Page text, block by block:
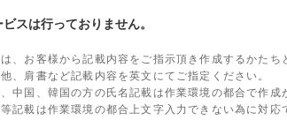
スは行っておりません。
、お客様から記載内容をご指示頂き作成するかたち
、肩書など記載内容を英文にてご指定ください。
中国、韓国の方の氏名記載は作業環境の都合で作成
記載は作業環境の都合上文字入力できない為に対応